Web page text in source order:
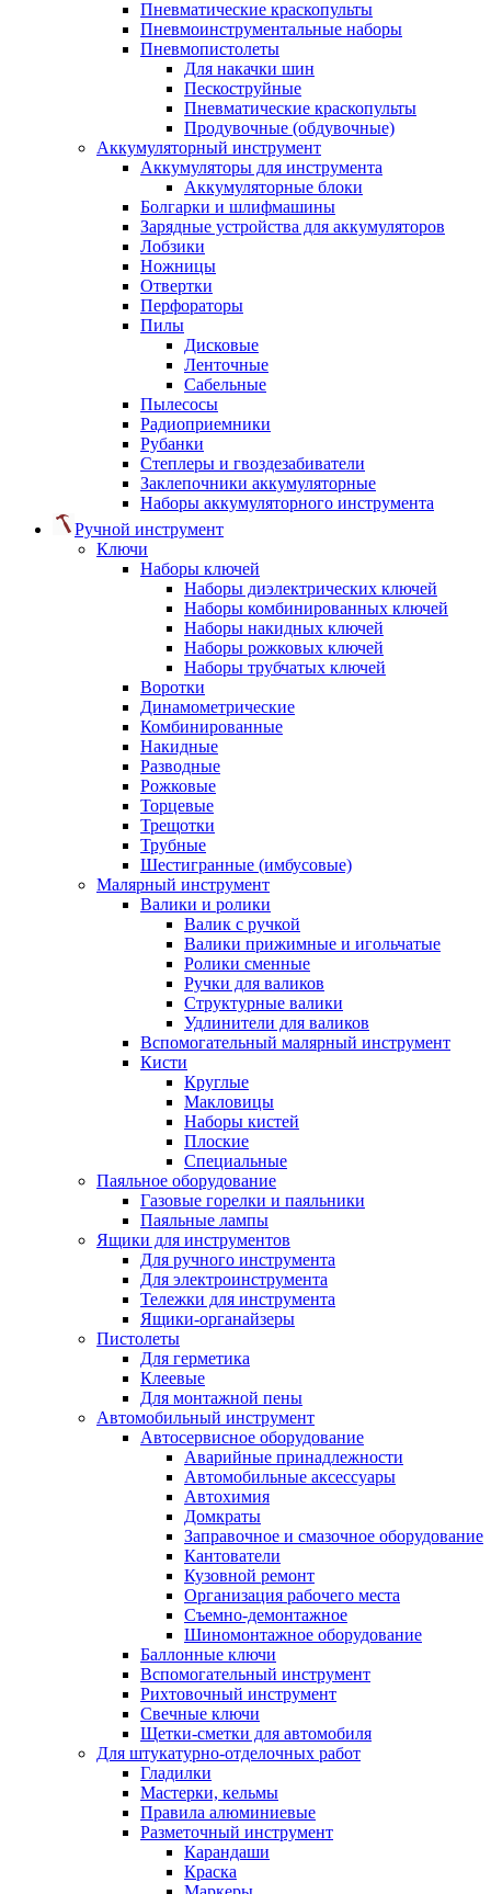
Пневматические краскопульты
Пневмоинструментальные наборы
Пневмопистолеты
Для накачки шин
Пескоструйные
Пневматические краскопульты
Продувочные (обдувочные)
Аккумуляторный инструмент
Аккумуляторы для инструмента
Аккумуляторные блоки
Болгарки и шлифмашины
Зарядные устройства для аккумуляторов
Лобзики
Ножницы
Отвертки
Перфораторы
Пилы
Дисковые
Ленточные
Сабельные
Пылесосы
Радиоприемники
Рубанки
Степлеры и гвоздезабиватели
Заклепочники аккумуляторные
Наборы аккумуляторного инструмента
Ручной инструмент
Ключи
Наборы ключей
Наборы диэлектрических ключей
Наборы комбинированных ключей
Наборы накидных ключей
Наборы рожковых ключей
Наборы трубчатых ключей
Воротки
Динамометрические
Комбинированные
Накидные
Разводные
Рожковые
Торцевые
Трещотки
Трубные
Шестигранные (имбусовые)
Малярный инструмент
Валики и ролики
Валик с ручкой
Валики прижимные и игольчатые
Ролики сменные
Ручки для валиков
Структурные валики
Удлинители для валиков
Вспомогательный малярный инструмент
Кисти
Круглые
Макловицы
Наборы кистей
Плоские
Специальные
Паяльное оборудование
Газовые горелки и паяльники
Паяльные лампы
Ящики для инструментов
Для ручного инструмента
Для электроинструмента
Тележки для инструмента
Ящики-органайзеры
Пистолеты
Для герметика
Клеевые
Для монтажной пены
Автомобильный инструмент
Автосервисное оборудование
Аварийные принадлежности
Автомобильные аксессуары
Автохимия
Домкраты
Заправочное и смазочное оборудование
Кантователи
Кузовной ремонт
Организация рабочего места
Съемно-демонтажное
Шиномонтажное оборудование
Баллонные ключи
Вспомогательный инструмент
Рихтовочный инструмент
Свечные ключи
Щетки-сметки для автомобиля
Для штукатурно-отделочных работ
Гладилки
Мастерки, кельмы
Правила алюминиевые
Разметочный инструмент
Карандаши
Краска